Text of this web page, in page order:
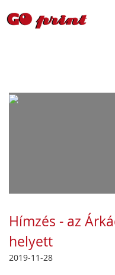
Hímzés - az
helyett
2019-11-28